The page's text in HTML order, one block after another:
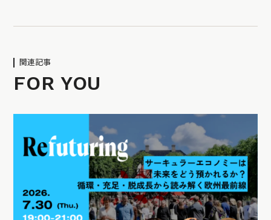
関連記事
FOR YOU